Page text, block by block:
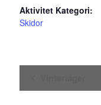
Aktivitet Kategori:
Skidor
navigering